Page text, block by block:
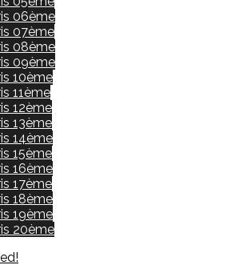
06ème
07ème
08ème
09ème
10ème
11ème
12ème
13ème
14ème
15ème
16ème
17ème
18ème
19ème
20ème